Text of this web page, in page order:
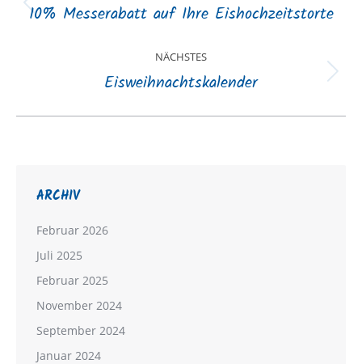
Vorheriger
10% Messerabatt auf Ihre Eishochzeitstorte
NÄCHSTES
Nächster
Eisweihnachtskalender
ARCHIV
Februar 2026
Juli 2025
Februar 2025
November 2024
September 2024
Januar 2024